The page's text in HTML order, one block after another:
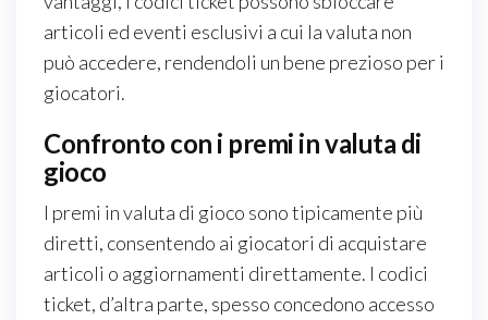
articoli ed eventi esclusivi a cui la valuta non
può accedere, rendendoli un bene prezioso per i
giocatori.
Confronto con i premi in valuta di
gioco
I premi in valuta di gioco sono tipicamente più
diretti, consentendo ai giocatori di acquistare
articoli o aggiornamenti direttamente. I codici
ticket, d’altra parte, spesso concedono accesso